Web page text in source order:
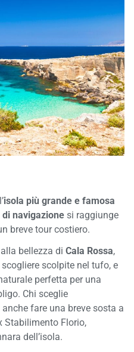
isola più grande e famosa
navigazione si raggiunge
breve tour costiero.
bellezza di Cala Rossa,
scolpite nel tufo, e
perfetta per una
Chi sceglie
fare una breve sosta a
Stabilimento Florio,
dell’isola.